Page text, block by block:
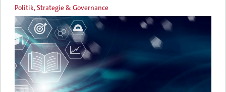
Politik, Strategie & Governance